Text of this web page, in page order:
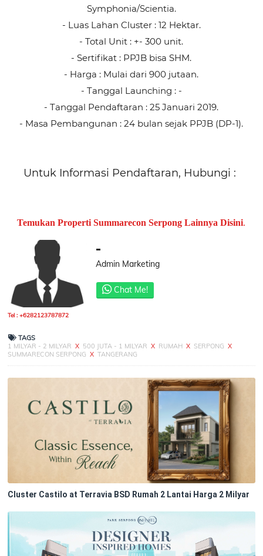
Symphonia/Scientia.
- Luas Lahan Cluster : 12 Hektar.
- Total Unit : +- 300 unit.
- Sertifikat : PPJB bisa SHM.
- Harga : Mulai dari 900 jutaan.
- Tanggal Launching : -
- Tanggal Pendaftaran : 25 Januari 2019.
- Masa Pembangunan : 24 bulan sejak PPJB (DP-1).
Untuk Informasi Pendaftaran, Hubungi :
Temukan Properti Summarecon Serpong Lainnya Disini.
Tel : +6282123787872
-
Admin Marketing
Chat Me!
TAGS
1 MILYAR - 2 MILYAR X 500 JUTA - 1 MILYAR X RUMAH X SERPONG X
SUMMARECON SERPONG X TANGERANG
Cluster Castilo at Terravia BSD Rumah 2 Lantai Harga 2 Milyar